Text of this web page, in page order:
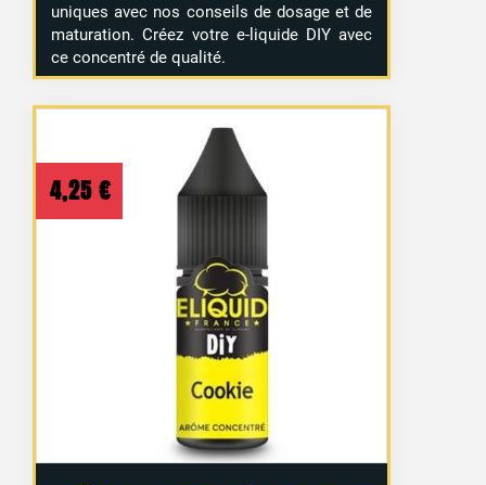
uniques avec nos conseils de dosage et de
maturation. Créez votre e-liquide DIY avec
ce concentré de qualité.
4,25 €